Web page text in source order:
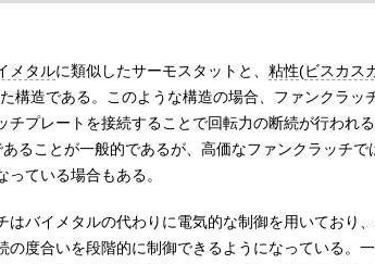
メタルに類似したサーモスタットと、 粘性(ビスカス
構造である。このような構造の場合、ファンクラ
チプレートを接続することで回転力の断続が行われ
ることが一般的であるが、高価なファンクラッチ
ている場合もある。
はバイメタルの代わりに電気的な制御を用いており
の度合いを段階的に制御できるようになっている。